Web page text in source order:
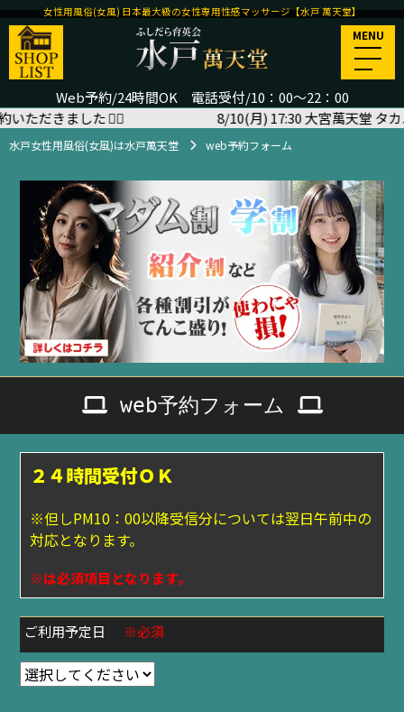
Web予約/24時間OK 電話受付/10：00～22：00
女性用風俗(女風) 日本最大級の女性専用性感マッサージ【水戸 萬天堂】
MENU
水戸女性用風俗(女風)は水戸萬天堂 web予約フォーム
した🙇‍♂️ 8/10(月) 17:30 大宮萬天堂 タカユキさ
web予約フォーム
２４時間受付ＯＫ
※但しPM10：00以降受信分については翌日午前中の
対応となります。
※は必須項目となります。
ご利用予定日 ※必須